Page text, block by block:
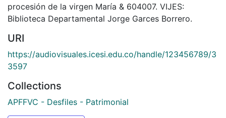
procesión de la virgen María & 604007. VIJES:
Biblioteca Departamental Jorge Garces Borrero.
URI
https://audiovisuales.icesi.edu.co/handle/123456789/3
3597
Collections
APFFVC - Desfiles - Patrimonial